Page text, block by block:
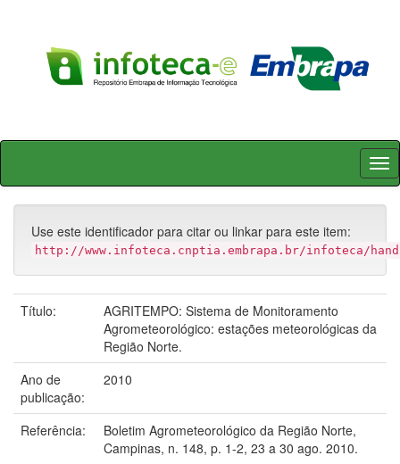
Skip
Use este identificador para citar ou linkar para este item:
http://www.infoteca.cnptia.embrapa.br/infoteca/
Título:
AGRITEMPO: Sistema de Monitoramento
Agrometeorológico: estações meteorológicas da
Região Norte.
Ano de
publicação:
2010
Referência:
Boletim Agrometeorológico da Região Norte,
Campinas, n. 148, p. 1-2, 23 a 30 ago. 2010.